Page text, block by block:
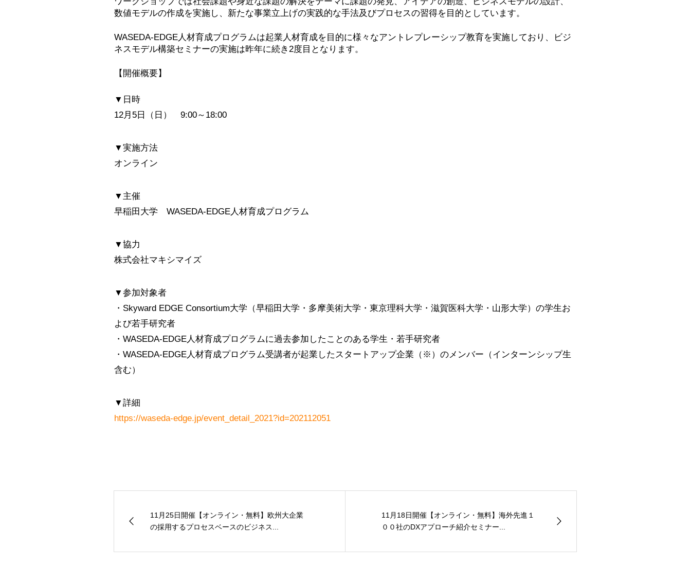
数値モデルの作成を実施し、新たな事業立上げの実践的な手法及びプロセスの習得を目的としています。
WASEDA-EDGE人材育成プログラムは起業人材育成を目的に様々なアントレプレーシップ教育を実施しており、ビジ
ネスモデル構築セミナーの実施は昨年に続き2度目となります。
【開催概要】
▼日時
12月5日（日） 9:00～18:00
▼実施方法
オンライン
▼主催
早稲田大学 WASEDA-EDGE人材育成プログラム
▼協力
株式会社マキシマイズ
▼参加対象者
・Skyward EDGE Consortium大学（早稲田大学・多摩美術大学・東京理科大学・滋賀医科大学・山形大学）の学生お
よび若手研究者
・WASEDA-EDGE人材育成プログラムに過去参加したことのある学生・若手研究者
・WASEDA-EDGE人材育成プログラム受講者が起業したスタートアップ企業（※）のメンバー（インターンシップ生
含む）
▼詳細
https://waseda-edge.jp/event_detail_2021?id=202112051
11月25日開催【オンライン・無料】欧州大企業
の採用するプロセスベースのビジネス...
11月18日開催【オンライン・無料】海外先進１
００社のDXアプローチ紹介セミナー...